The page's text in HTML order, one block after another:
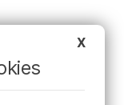
programación y
Telegram
X